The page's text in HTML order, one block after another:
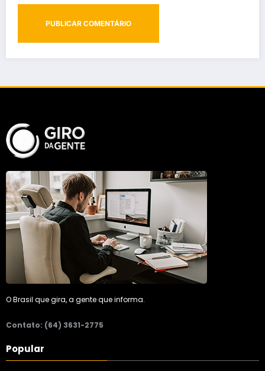
O Brasil que gira, a gente que informa.
Contato: (64) 3631-2775
Popular